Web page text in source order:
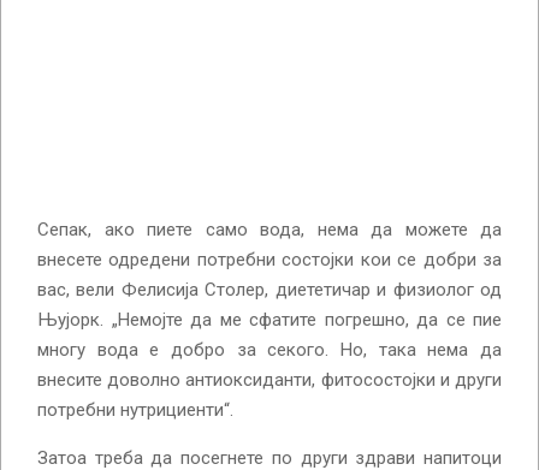
Сепак, ако пиете само вода, нема да можете да
внесете одредени потребни состојки кои се добри за
вас, вели Фелисија Столер, диететичар и физиолог од
Њујорк. „Немојте да ме сфатите погрешно, да се пие
многу вода е добро за секого. Но, така нема да
внесите доволно антиоксиданти, фитосостојки и други
потребни нутрициенти“.
Затоа треба да посегнете по други здрави напитоци